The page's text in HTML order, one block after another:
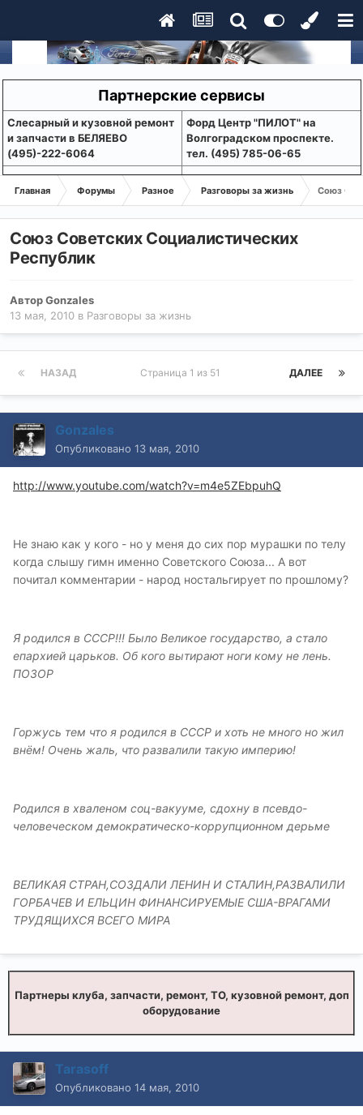
Партнерские сервисы
Слесарный и кузовной ремонт
и запчасти в БЕЛЯЕВО
(495)-222-6064
Форд Центр "ПИЛОТ" на
Волгоградском проспекте.
тел. (495) 785-06-65
Главная Форумы Разное Разговоры за жизнь Союз
Союз Советских Социалистических
Республик
АвторGonzales
13 мая, 2010 в Разговоры за жизнь
НАЗАД ДАЛЕЕ
Страница 1 из 51
Gonzales
Опубликовано 13 мая, 2010
http://www.youtube.com/watch?v=m4e5ZEbpuhQ
Не знаю как у кого - но у меня до сих пор мурашки по телу
когда слышу гимн именно Советского Союза... А вот
почитал комментарии - народ ностальгирует по прошлому?
Я родился в СССР!!! Было Великое государство, а стало
епархией царьков. Об кого вытирают ноги кому не лень.
ПОЗОР
Горжусь тем что я родился в СССР и хоть не много но жил
внём! Очень жаль, что развалили такую империю!
Родился в хваленом соц-вакууме, сдохну в псевдо-
человеческом демократическо-коррупционном дерьме
ВЕЛИКАЯ СТРАН,СОЗДАЛИ ЛЕНИН И СТАЛИН,РАЗВАЛИЛИ
ГОРБАЧЕВ И ЕЛЬЦИН ФИНАНСИРУЕМЫЕ США-ВРАГАМИ
ТРУДЯЩИХСЯ ВСЕГО МИРА
Партнеры клуба, запчасти, ремонт, ТО, кузовной ремонт, доп
оборудование
Tarasoff
Опубликовано 14 мая, 2010